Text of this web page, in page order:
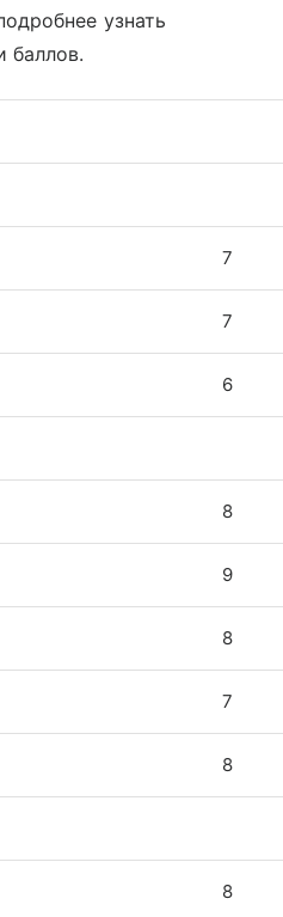
узнать
баллов.
7
7
6
8
9
8
7
8
8